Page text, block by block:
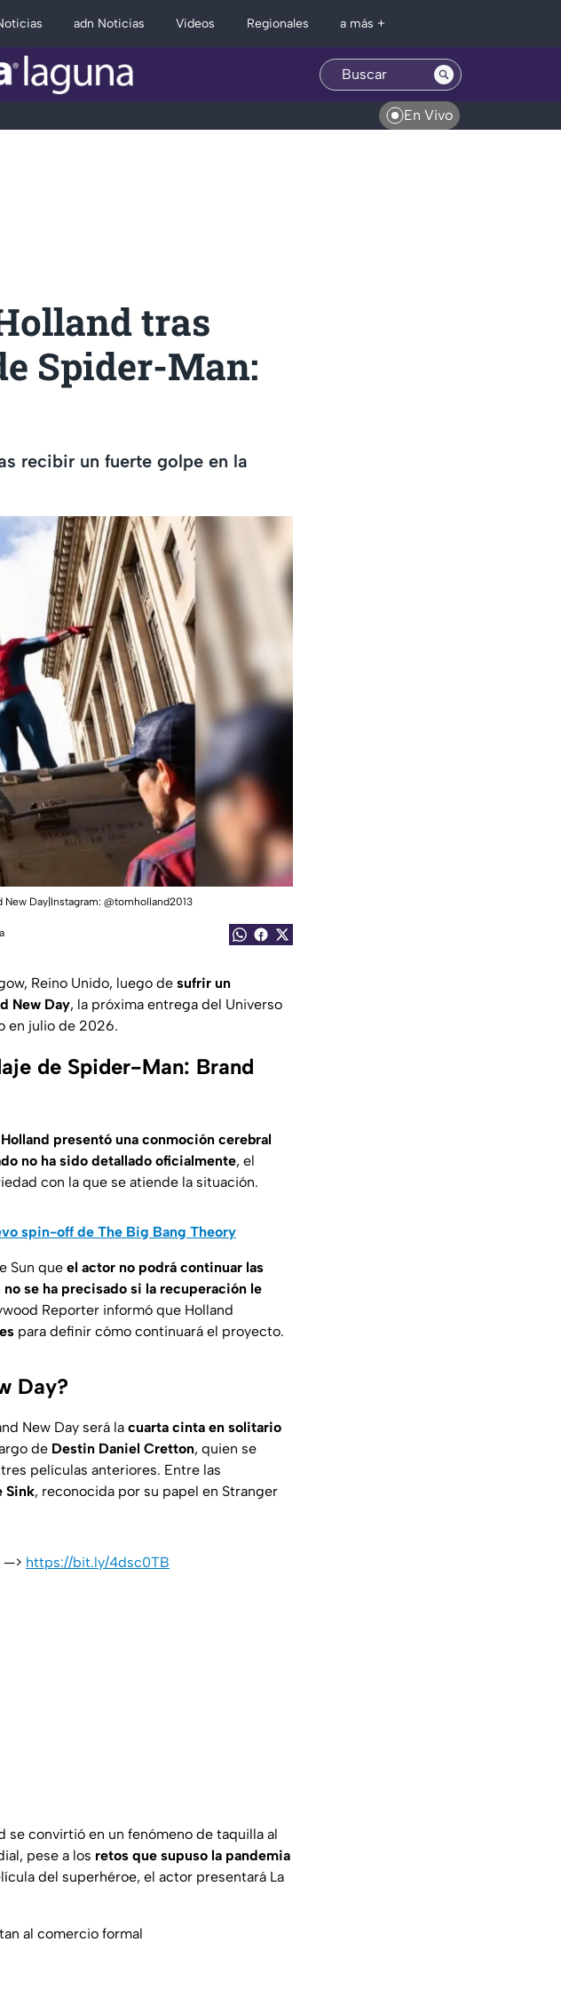
adn Noticias Videos Regionales a más +
En Vivo
tras
Spider-Man:
recibir un fuerte golpe en la
Day|Instagram: @tomholland2013
Reino Unido, luego de sufrir un
New Day, la próxima entrega del Universo
en julio de 2026.
de Spider-Man: Brand
presentó una conmoción cerebral
no ha sido detallado oficialmente, el
con la que se atiende la situación.
spin-off de The Big Bang Theory
Sun que el actor no podrá continuar las
no se ha precisado si la recuperación le
Reporter informó que Holland
para definir cómo continuará el proyecto.
Day?
New Day será la cuarta cinta en solitario
de Destin Daniel Cretton, quien se
películas anteriores. Entre las
Sink, reconocida por su papel en Stranger
—> https://bit.ly/4dsc0TB
se convirtió en un fenómeno de taquilla al
pese a los retos que supuso la pandemia
del superhéroe, el actor presentará La
al comercio formal